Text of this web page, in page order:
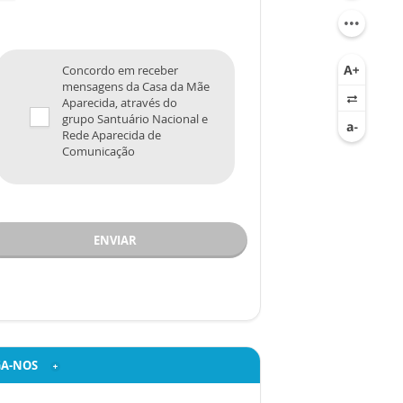
Concordo em receber
mensagens da Casa da Mãe
Aparecida, através do
grupo Santuário Nacional e
Rede Aparecida de
Comunicação
ENVIAR
NOS